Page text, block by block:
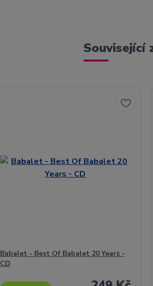
Související
Babalet - Best Of Babalet 20 Years -
CD